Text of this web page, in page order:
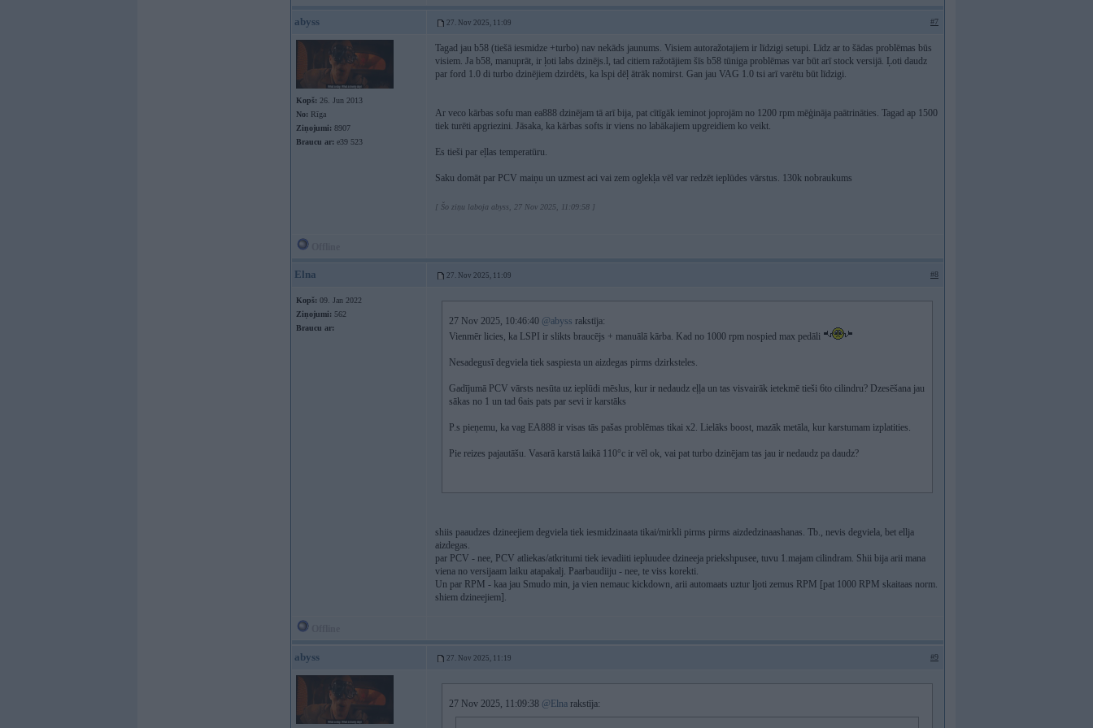
abyss 27. Nov 2025, 11:09 #7
Kopš: 26. Jun 2013
No: Rīga
Ziņojumi: 8907
Braucu ar: e39 523
Tagad jau b58 (tiešā iesmidze +turbo) nav nekāds jaunums. Visiem autoražotajiem ir līdzigi setupi. Līdz ar to šādas problēmas būs
visiem. Ja b58, manuprāt, ir ļoti labs dzinējs.l, tad citiem ražotājiem šīs b58 tūniga problēmas var būt arī stock versijā. Ļoti daudz
par ford 1.0 di turbo dzinējiem dzirdēts, ka lspi dēļ ātrāk nomirst. Gan jau VAG 1.0 tsi arī varētu būt līdzigi.
Ar veco kārbas sofu man ea888 dzinējam tā arī bija, pat cītīgāk ieminot joprojām no 1200 rpm mēģināja paātrināties. Tagad ap 1500
tiek turēti apgriezini. Jāsaka, ka kārbas softs ir viens no labākajiem upgreidiem ko veikt.
Es tieši par eļlas temperatūru.
Saku domāt par PCV maiņu un uzmest aci vai zem oglekļa vēl var redzēt ieplūdes vārstus. 130k nobraukums
[ Šo ziņu laboja abyss, 27 Nov 2025, 11:09:58 ]
Elna 27. Nov 2025, 11:09 #8
Kopš: 09. Jan 2022
Ziņojumi: 562
Braucu ar:
27 Nov 2025, 10:46:40 @abyss rakstīja:
Vienmēr licies, ka LSPI ir slikts braucējs + manuālā kārba. Kad no 1000 rpm nospied max pedāli
Nesadegusī degviela tiek saspiesta un aizdegas pirms dzirksteles.
Gadījumā PCV vārsts nesūta uz ieplūdi mēslus, kur ir nedaudz eļļa un tas visvairāk ietekmē tieši 6to cilindru? Dzesēšana jau
sākas no 1 un tad 6ais pats par sevi ir karstāks
P.s pieņemu, ka vag EA888 ir visas tās pašas problēmas tikai x2. Lielāks boost, mazāk metāla, kur karstumam izplatities.
Pie reizes pajautāšu. Vasarā karstā laikā 110°c ir vēl ok, vai pat turbo dzinējam tas jau ir nedaudz pa daudz?
shiis paaudzes dzineejiem degviela tiek iesmidzinaata tikai/mirkli pirms pirms aizdedzinaashanas. Tb., nevis degviela, bet ellja
aizdegas.
par PCV - nee, PCV atliekas/atkritumi tiek ievadiiti iepluudee dzineeja priekshpusee, tuvu 1.majam cilindram. Shii bija arii mana
viena no versijaam laiku atapakalj. Paarbaudiiju - nee, te viss korekti.
Un par RPM - kaa jau Smudo min, ja vien nemauc kickdown, arii automaats uztur ljoti zemus RPM [pat 1000 RPM skaitaas norm.
shiem dzineejiem].
abyss 27. Nov 2025, 11:19 #9
27 Nov 2025, 11:09:38 @Elna rakstīja: